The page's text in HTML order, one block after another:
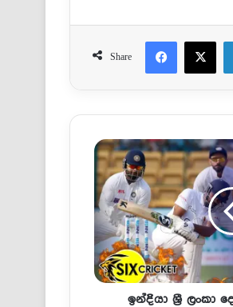
Share
ඉන්දියා ශ්‍රී ලංකා